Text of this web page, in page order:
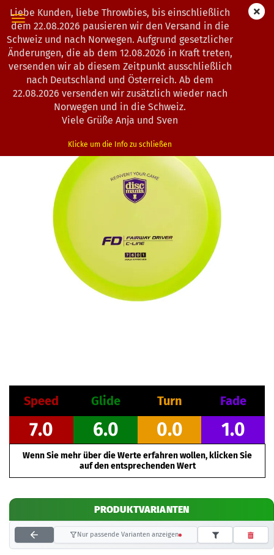
Liebe Kunden, liebe Throwbies, bis einschließlich
dem 22.08.2026 pausieren wir den Versand in die
Schweiz und nach Norwegen. Aufgrund gesetzlicher
Änderungen, die ab dem 12.08.2026 in Kraft treten,
versenden wir ab diesem Zeitpunkt ausschließlich
nach Deutschland und Österreich. Ab dem
22.08.2026 versenden wir zusätzlich wieder nach
Norwegen und in die Schweiz.
Viele Grüße Anja und Sven
Klicke um die Info zu schließen
« Erster « zurück weiter »
Letzter »
Artikel in dieser Kategorie
Discmania | FD | C-Line
0803021)
Speed Glide Turn Fade
7.0 6.0 0.0 1.0
Wenn Sie mehr über die Werte erfahren wollen, klicken Sie
auf den entsprechenden Wert
PRODUKTVARIANTEN
Nur passende Varianten anzeigen